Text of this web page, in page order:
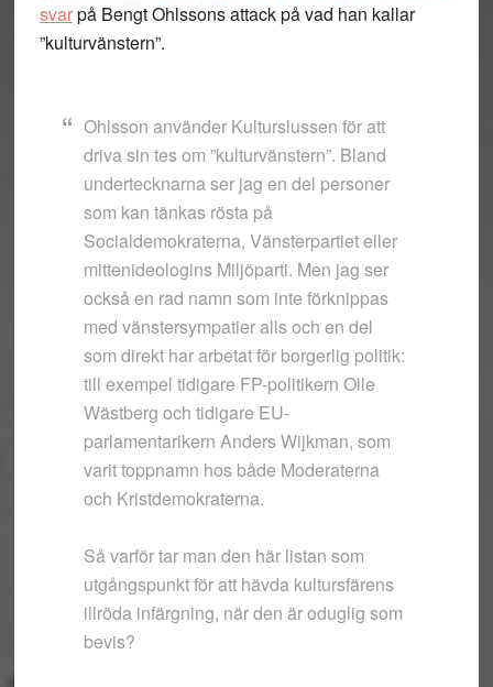
svarpå Bengt Ohlssons attack på vad han kallar
”kulturvänstern”.
Ohlsson använder Kulturslussen för att
driva sin tes om ”kulturväns­tern”. Bland
undertecknarna ser jag en del personer
som kan tänkas rösta på
Socialdemokraterna, Väns­terpartiet eller
mittenideologins Miljöparti. Men jag ser
också en rad namn som inte förknippas
med vänstersympatier alls och en del
som direkt har arbetat för borgerlig politik:
till exempel tidigare FP-politikern Olle
Wästberg och tidigare EU-
parlamentarikern Anders Wijkman, som
varit toppnamn hos både Moderaterna
och Krist­demokraterna.
Så varför tar man den här listan som
utgångspunkt för att hävda kultursfärens
illröda infärgning, när den är oduglig som
bevis?